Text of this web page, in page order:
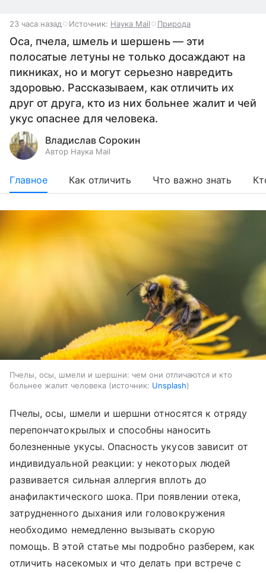
23 часа назад Источник: Наука Mail Природа
Оса, пчела, шмель и шершень — эти
полосатые летуны не только досаждают на
пикниках, но и могут серьезно навредить
здоровью. Рассказываем, как отличить их
друг от друга, кто из них больнее жалит и чей
укус опаснее для человека.
Владислав Сорокин
Автор Наука Mail
Главное Как отличить Что важно знать
Пчелы, осы, шмели и шершни: чем они отличаются и кто
больнее жалит человека
источник: Unsplash
Пчелы, осы, шмели и шершни относятся к отряду
перепончатокрылых и способны наносить
болезненные укусы. Опасность укусов зависит от
индивидуальной реакции: у некоторых людей
развивается сильная аллергия вплоть до
анафилактического шока. При появлении отека,
затрудненного дыхания или головокружения
необходимо немедленно вызывать скорую
помощь. В этой статье мы подробно разберем, как
отличить насекомых и что делать при встрече с